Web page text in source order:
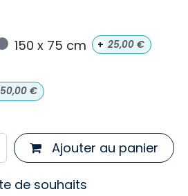
150 x 75 cm + 25,00 €
50,00 €
Ajouter au panier
de souhaits